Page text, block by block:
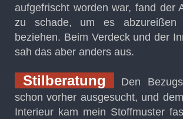
aufgefrischt worden war, fand der
zu schade, um es
beziehen. Beim Verdeck und der
sah das aber anders aus.
Stilberatung
Den
schon vorher ausgesucht, und
Interieur kam mein Stoffmuster